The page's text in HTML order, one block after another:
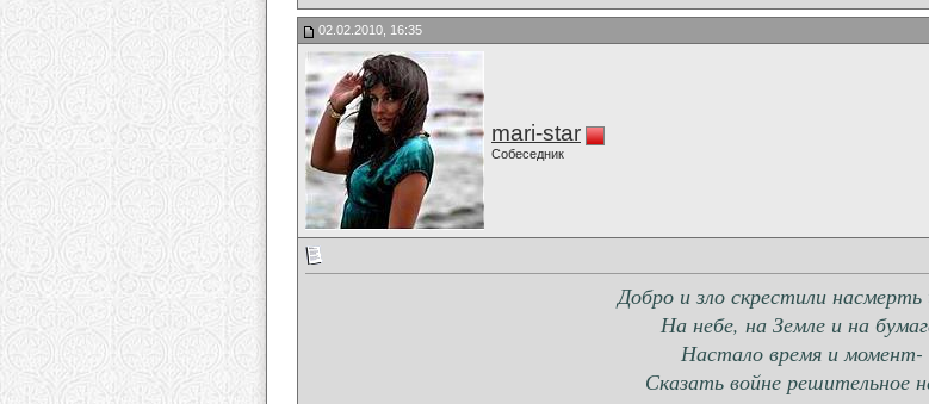
02.02.2010, 16:35
mari-star
Собеседник
Добро и зло скрестили
На небе, на Земле и на
Настало время и момент-
Сказать войне решительное